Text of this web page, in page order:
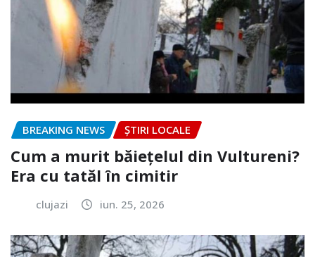
BREAKING NEWS ȘTIRI LOCALE
Cum a murit băiețelul din Vultureni?
Era cu tatăl în cimitir
clujazi iun. 25, 2026